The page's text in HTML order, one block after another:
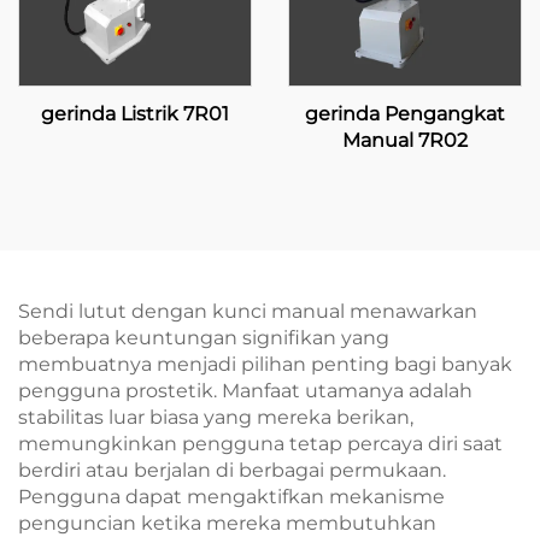
gerinda Listrik 7R01
gerinda Pengangkat
Manual 7R02
Sendi lutut dengan kunci manual menawarkan
beberapa keuntungan signifikan yang
membuatnya menjadi pilihan penting bagi banyak
pengguna prostetik. Manfaat utamanya adalah
stabilitas luar biasa yang mereka berikan,
memungkinkan pengguna tetap percaya diri saat
berdiri atau berjalan di berbagai permukaan.
Pengguna dapat mengaktifkan mekanisme
penguncian ketika mereka membutuhkan